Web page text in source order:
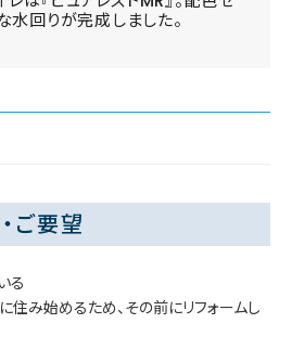
水回りが完成しました。
ご要望
る
み始めるため、その前にリフォームし